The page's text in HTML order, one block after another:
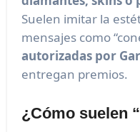
Suelen imitar la
mensajes como
autorizadas por
entregan premios.
¿Cómo suelen